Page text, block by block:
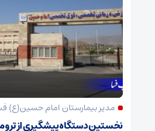
مدیر بیمارستان امام حسین(ع)
نخستین دستگاه پیشگیری از